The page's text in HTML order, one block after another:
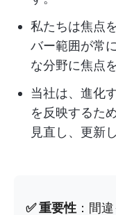
私たちは焦点
バー範囲が常
な分野に焦点
当社は、進化
を反映するた
見直し、更新
✅ 重要性 ：間